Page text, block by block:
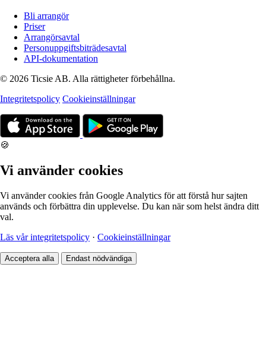
Bli arrangör
Priser
Arrangörsavtal
Personuppgiftsbiträdesavtal
API-dokumentation
© 2026 Ticsie AB. Alla rättigheter förbehållna.
Integritetspolicy Cookieinställningar
🍪
Vi använder cookies
Vi använder cookies från Google Analytics för att förstå hur sajten
används och förbättra din upplevelse. Du kan när som helst ändra ditt
val.
Läs vår integritetspolicy · Cookieinställningar
Acceptera alla Endast nödvändiga